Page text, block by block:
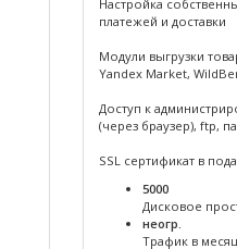
Настройка
платежей и доставки
Модули выгрузки
Yandex Market,
Доступ к
(через браузер), ftp,
SSL сертификат в
5000
Дисковое
неогр.
Трафик в